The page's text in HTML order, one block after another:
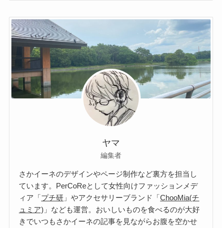
ヤマ
編集者
さかイーネのデザインやページ制作など裏方を担当し
ています。 PerCoReとして女性向けファッションメデ
ィア「プチ研 」やアクセサリーブランド「ChooMia(チ
ュミア) 」なども運営。おいしいものを食べるのが大好
きでいつもさかイーネの記事を見ながらお腹を空かせ